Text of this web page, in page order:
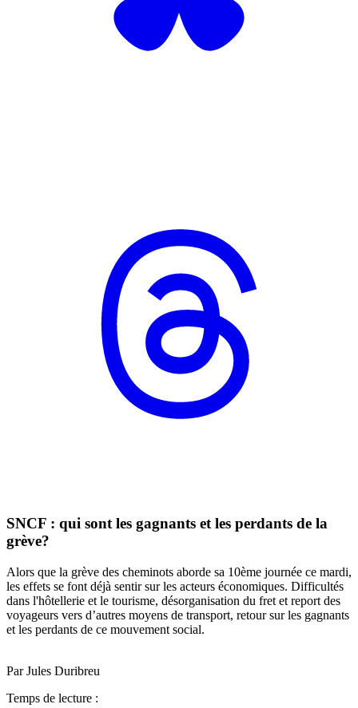
SNCF : qui sont les gagnants et les perdants de la
grève?
Alors que la grève des cheminots aborde sa 10ème journée ce mardi,
les effets se font déjà sentir sur les acteurs économiques. Difficultés
dans l'hôtellerie et le tourisme, désorganisation du fret et report des
voyageurs vers d’autres moyens de transport, retour sur les gagnants
et les perdants de ce mouvement social.
Par Jules Duribreu
Temps de lecture :